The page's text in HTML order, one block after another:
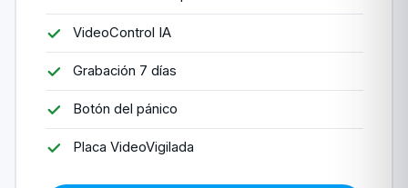
VideoControl IA
Grabación 7 días
Botón del pánico
Placa VideoVigilada